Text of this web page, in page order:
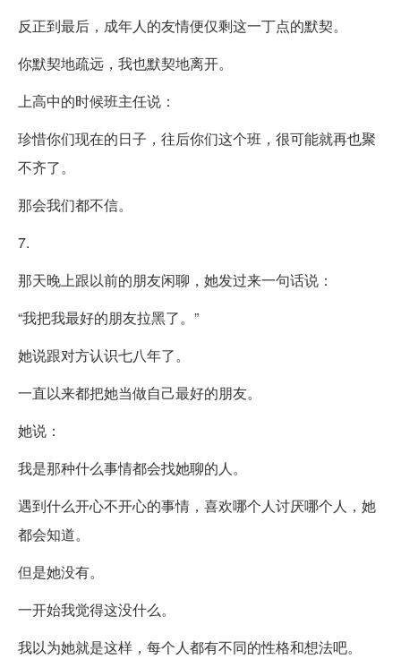
反正到最后，成年人的友情便仅剩这一丁点的默契。
你默契地疏远，我也默契地离开。
上高中的时候班主任说：
珍惜你们现在的日子，往后你们这个班，很可能就再也聚
不齐了。
那会我们都不信。
7.
那天晚上跟以前的朋友闲聊，她发过来一句话说：
“我把我最好的朋友拉黑了。”
她说跟对方认识七八年了。
一直以来都把她当做自己最好的朋友。
她说：
我是那种什么事情都会找她聊的人。
遇到什么开心不开心的事情，喜欢哪个人讨厌哪个人，她
都会知道。
但是她没有。
一开始我觉得这没什么。
我以为她就是这样，每个人都有不同的性格和想法吧。